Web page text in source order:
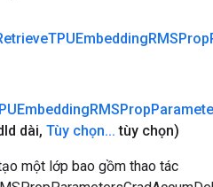
TPUEmbeddingRMSProp
RMSProp
Id dài, Tùy chọn... tùy chọn)
một lớp bao gồm thao tác